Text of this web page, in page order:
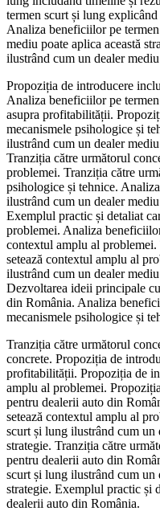
termen scurt și lung
Analiza beneficiilor pe
mediu poate aplica această
ilustrând cum un dealer
Propoziția de introducere
Analiza beneficiilor pe
asupra profitabilității.
mecanismele psihologice și
ilustrând cum un dealer
Tranziția către următorul
problemei. Tranziția către
psihologice și tehnice.
ilustrând cum un dealer
Exemplul practic și detaliat
problemei. Analiza
contextul amplu al
setează contextul amplu al
ilustrând cum un dealer
Dezvoltarea ideii principale
din România. Analiza
mecanismele psihologice și
Tranziția către următorul
concrete. Propoziția de
profitabilității. Propoziția de
amplu al problemei.
pentru dealerii auto din
setează contextul amplu al
scurt și lung ilustrând cum un
strategie. Tranziția către
pentru dealerii auto din
scurt și lung ilustrând cum un
strategie. Exemplul practic și
dealerii auto din România.